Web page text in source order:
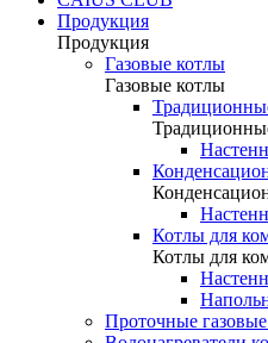
Продукция
Продукция
Газовые котлы
Газовые котлы
Котлы для
Котлы для
Проточные